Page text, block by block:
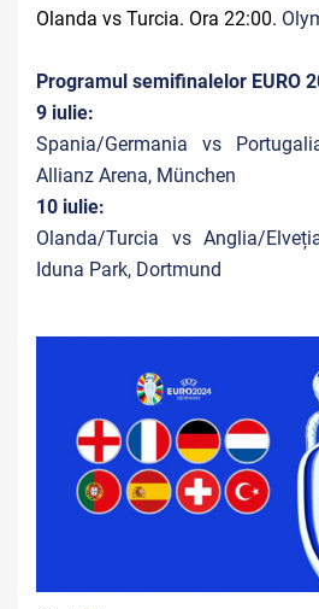
Olanda vs Turcia. Ora 22:00.
Programul semifinalelor EURO
9 iulie:
Spania/Germania vs
Allianz Arena, München
10 iulie:
Olanda/Turcia vs Anglia/
Iduna Park, Dortmund